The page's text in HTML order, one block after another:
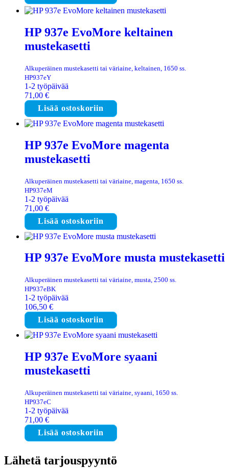
HP 937e EvoMore keltainen
mustekasetti
Alkuperäinen mustekasetti tai väriaine, keltainen, 1650 ss.
HP937eY
1-2 työpäivää
71,00 €
Lisää ostoskoriin
HP 937e EvoMore magenta
mustekasetti
Alkuperäinen mustekasetti tai väriaine, magenta, 1650 ss.
HP937eM
1-2 työpäivää
71,00 €
Lisää ostoskoriin
HP 937e EvoMore musta mustekasetti
Alkuperäinen mustekasetti tai väriaine, musta, 2500 ss.
HP937eBK
1-2 työpäivää
106,50 €
Lisää ostoskoriin
HP 937e EvoMore syaani
mustekasetti
Alkuperäinen mustekasetti tai väriaine, syaani, 1650 ss.
HP937eC
1-2 työpäivää
71,00 €
Lisää ostoskoriin
Lähetä tarjouspyyntö